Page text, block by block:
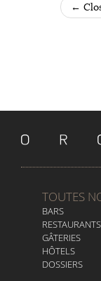
←
TOUTES
BARS
RESTAURANTS
GÂTERIES
HÔTELS
DOSSIERS